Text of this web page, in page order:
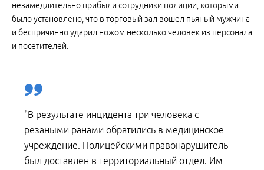
незамедлительно прибыли сотрудники полиции, которыми
было установлено, что в торговый зал вошел пьяный мужчина
и беспричинно ударил ножом несколько человек из персонала
и посетителей.
"В результате инцидента три человека с
резаными ранами обратились в медицинское
учреждение. Полицейскими правонарушитель
был доставлен в территориальный отдел. Им